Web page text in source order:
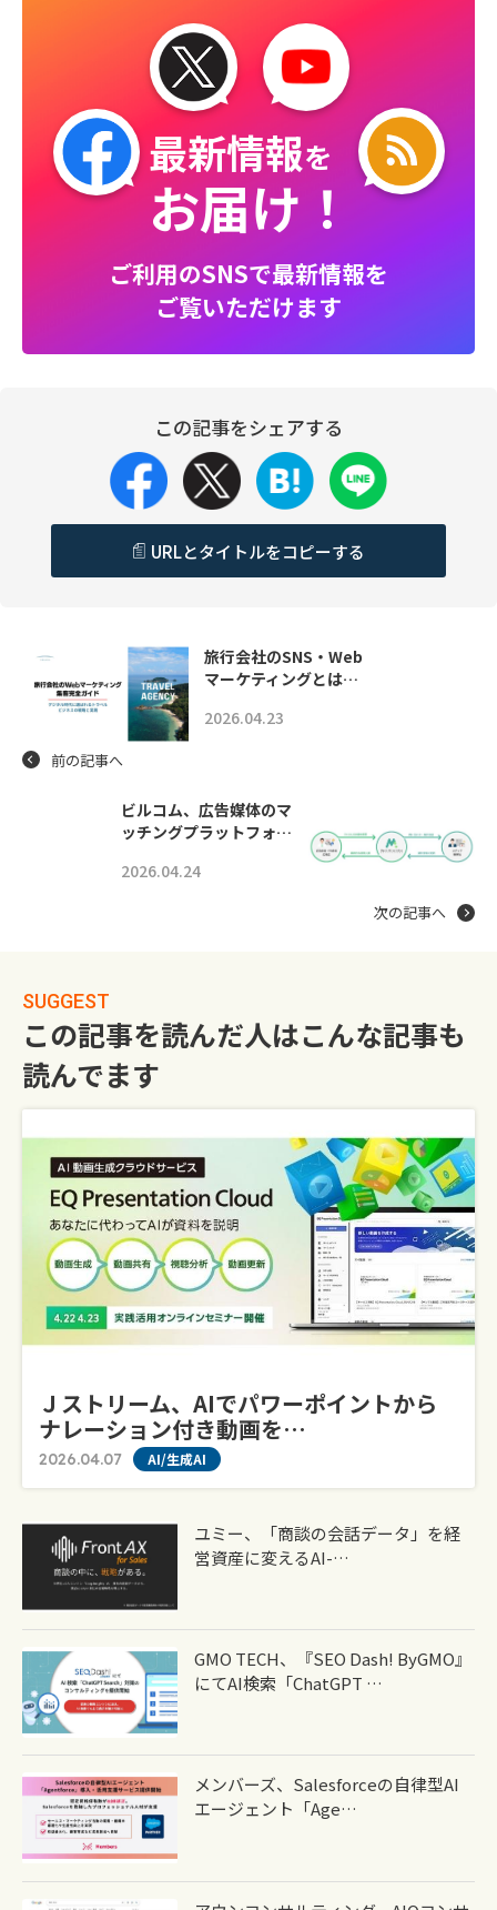
最新情報を
お届け！
ご利用のSNSで最新情報を
ご覧いただけます
この記事をシェアする
URLとタイトルをコピーする
旅行会社のSNS・Web
マーケティングとは…
2026.04.23
前の記事へ
ビルコム、広告媒体のマ
ッチングプラットフォ…
2026.04.24
次の記事へ
SUGGEST
この記事を読んだ人はこんな記事も
読んでます
Ｊストリーム、AIでパワーポイントから
ナレーション付き動画を…
2026.04.07 AI/生成AI
ユミー、「商談の会話データ」を経
営資産に変えるAI-…
GMO TECH、『SEO Dash! ByGMO』
にてAI検索「ChatGPT …
メンバーズ、Salesforceの自律型AI
エージェント「Age…